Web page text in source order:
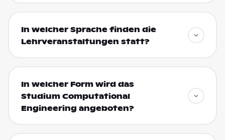
In welcher Sprache finden die
Lehrveranstaltungen statt?
In welcher Form wird das
Studium Computational
Engineering angeboten?